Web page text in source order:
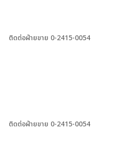
ติดต่อฝ่ายขาย 0-2415-0054
ติดต่อฝ่ายขาย 0-2415-0054